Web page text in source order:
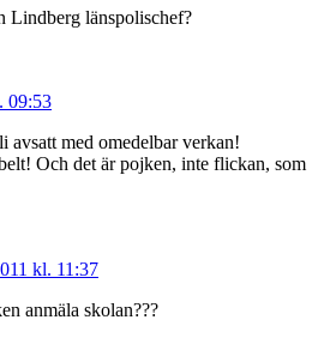
Lindberg länspolischef?
09:53
avsatt med omedelbar verkan!
Och det är pojken, inte flickan, som
kl. 11:37
anmäla skolan???